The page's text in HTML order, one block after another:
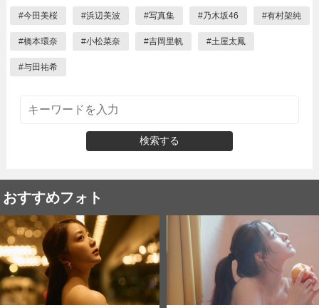
#今田美桜 #浜辺美波 #写真集 #乃木坂46 #有村架純
#橋本環奈 #小松菜奈 #吉岡里帆 #土屋太鳳
#与田祐希
検索する
おすすめフォト